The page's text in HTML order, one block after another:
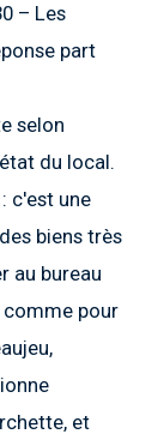
– Les
part
selon
du local.
c'est une
biens très
au bureau
comme pour
et